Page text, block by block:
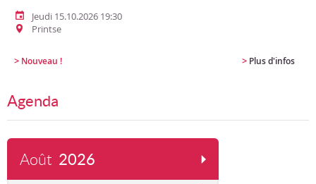
Jeudi 15.10.2026 19:30
Printse
> Nouveau ! > Plus d'infos
Agenda
Août 2026